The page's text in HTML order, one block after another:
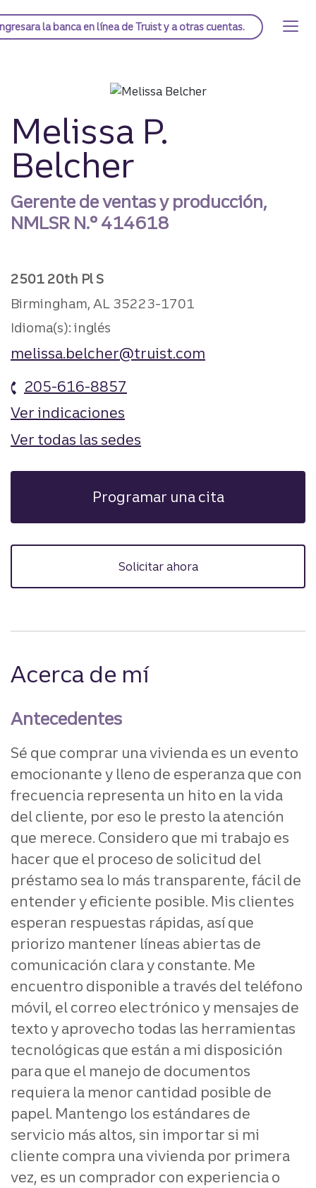
al
contenido
Página de inicio de Truist
a la banca en línea de Truist y a otras cuentas.
Melissa P.
Belcher
Gerente de ventas y producción,
NMLSR N.° 414618
2501 20th Pl S
Birmingham, AL 35223-1701
Idioma(s): inglés
melissa.belcher@truist.com
205-616-8857
Ver indicaciones
Ver todas las sedes
Programar una cita
Solicitar ahora
Acerca de mí
Antecedentes
Sé que comprar una vivienda es un evento
emocionante y lleno de esperanza que con
frecuencia representa un hito en la vida
del cliente, por eso le presto la atención
que merece. Considero que mi trabajo es
hacer que el proceso de solicitud del
préstamo sea lo más transparente, fácil de
entender y eficiente posible. Mis clientes
esperan respuestas rápidas, así que
priorizo mantener líneas abiertas de
comunicación clara y constante. Me
encuentro disponible a través del teléfono
móvil, el correo electrónico y mensajes de
texto y aprovecho todas las herramientas
tecnológicas que están a mi disposición
para que el manejo de documentos
requiera la menor cantidad posible de
papel. Mantengo los estándares de
servicio más altos, sin importar si mi
cliente compra una vivienda por primera
vez, es un comprador con experiencia o